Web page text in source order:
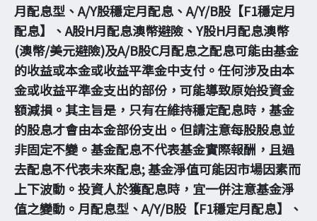
月配息型、A/Y股穩定月配息、A/Y/B股【F1穩定月
配息】、A股H月配息澳幣避險、Y股H月配息澳幣
(澳幣/美元避險)及A/B股C月配息之配息可能由基金
的收益或本金或收益平準金中支付。任何涉及由本
金或收益平準金支出的部份，可能導致原始投資金
額減損。其主旨是，只有在維持穩定配息時，基金
的股息才會由本金部份支出。但請注意每股股息並
非固定不變。基金配息不代表基金實際報酬，且過
去配息不代表未來配息; 基金淨值可能因市場因素而
上下波動。投資人於獲配息時，宜一併注意基金淨
值之變動。月配息型、A/Y/B股【F1穩定月配息】、